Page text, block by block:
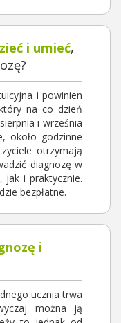
i umieć,
i powinien
na co dzień
i września
około godzinne
otrzymają
diagnozę w
jak i praktycznie.
bezpłatne.
i
ucznia trwa
można ją